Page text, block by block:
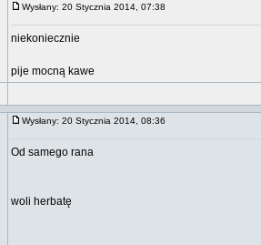
Wysłany: 20 Stycznia 2014, 07:38
niekoniecznie
pije mocną kawe
Wysłany: 20 Stycznia 2014, 08:36
Od samego rana
woli herbatę